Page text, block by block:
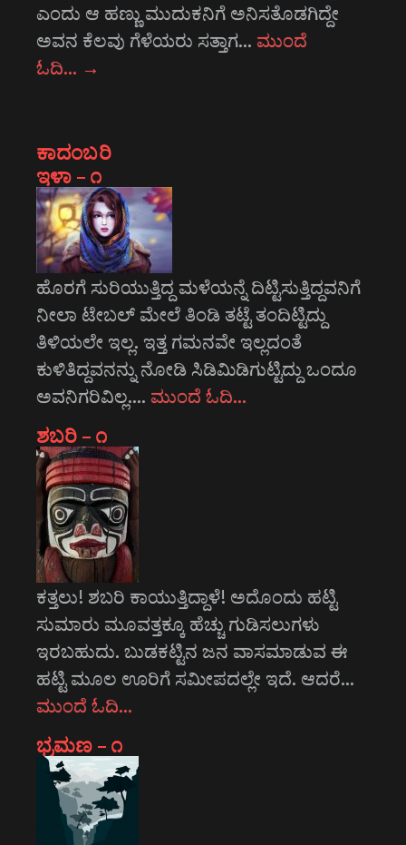
ಎಂದು ಆ ಹಣ್ಣು ಮುದುಕನಿಗೆ ಅನಿಸತೊಡಗಿದ್ದೇ
ಅವನ ಕೆಲವು ಗೆಳೆಯರು ಸತ್ತಾಗ… ಮುಂದೆ
ಓದಿ… →
ಕಾದಂಬರಿ
ಇಳಾ – ೧
ಹೊರಗೆ ಸುರಿಯುತ್ತಿದ್ದ ಮಳೆಯನ್ನೆ ದಿಟ್ಟಿಸುತ್ತಿದ್ದವನಿಗೆ
ನೀಲಾ ಟೇಬಲ್ ಮೇಲೆ ತಿಂಡಿ ತಟ್ಟೆ ತಂದಿಟ್ಟಿದ್ದು
ತಿಳಿಯಲೇ ಇಲ್ಲ. ಇತ್ತ ಗಮನವೇ ಇಲ್ಲದಂತೆ
ಕುಳಿತಿದ್ದವನನ್ನು ನೋಡಿ ಸಿಡಿಮಿಡಿಗುಟ್ಟಿದ್ದು ಒಂದೂ
ಅವನಿಗರಿವಿಲ್ಲ.… ಮುಂದೆ ಓದಿ…
ಶಬರಿ – ೧
ಕತ್ತಲು! ಶಬರಿ ಕಾಯುತ್ತಿದ್ದಾಳೆ! ಅದೊಂದು ಹಟ್ಟಿ
ಸುಮಾರು ಮೂವತ್ತಕ್ಕೂ ಹೆಚ್ಚು ಗುಡಿಸಲುಗಳು
ಇರಬಹುದು. ಬುಡಕಟ್ಟಿನ ಜನ ವಾಸಮಾಡುವ ಈ
ಹಟ್ಟಿ ಮೂಲ ಊರಿಗೆ ಸಮೀಪದಲ್ಲೇ ಇದೆ. ಆದರೆ…
ಮುಂದೆ ಓದಿ…
ಭ್ರಮಣ – ೧